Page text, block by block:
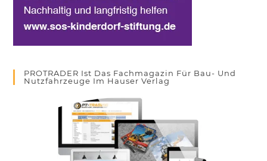
PROTRADER Ist Das Fachmagazin Für Bau- Und
Nutzfahrzeuge Im Hauser Verlag